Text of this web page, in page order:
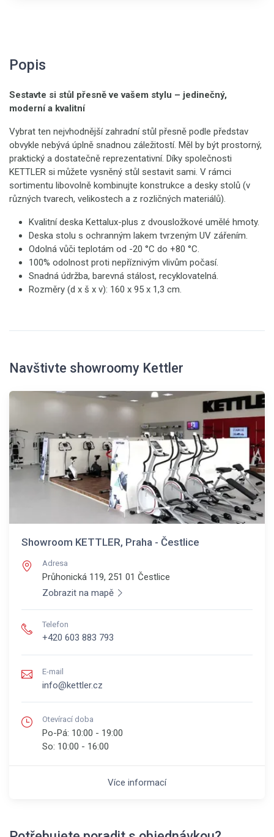
Popis
Sestavte si stůl přesně ve vašem stylu – jedinečný,
moderní a kvalitní
Vybrat ten nejvhodnější zahradní stůl přesně podle představ
obvykle nebývá úplně snadnou záležitostí. Měl by být prostorný,
praktický a dostatečně reprezentativní. Díky společnosti
KETTLER si můžete vysněný stůl sestavit sami. V rámci
sortimentu libovolně kombinujte konstrukce a desky stolů (v
různých tvarech, velikostech a z rozličných materiálů).
Kvalitní deska Kettalux-plus z dvousložkové umělé hmoty.
Deska stolu s ochranným lakem tvrzeným UV zářením.
Odolná vůči teplotám od -20 °C do +80 °C.
100% odolnost proti nepříznivým vlivům počasí.
Snadná údržba, barevná stálost, recyklovatelná.
Rozměry (d x š x v): 160 x 95 x 1,3 cm.
Navštivte showroomy Kettler
Showroom KETTLER, Praha - Čestlice
Adresa
Průhonická 119, 251 01 Čestlice
Zobrazit na mapě
Telefon
+420 603 883 793
E-mail
info@kettler.cz
Otevírací doba
Po-Pá: 10:00 - 19:00
So: 10:00 - 16:00
Více informací